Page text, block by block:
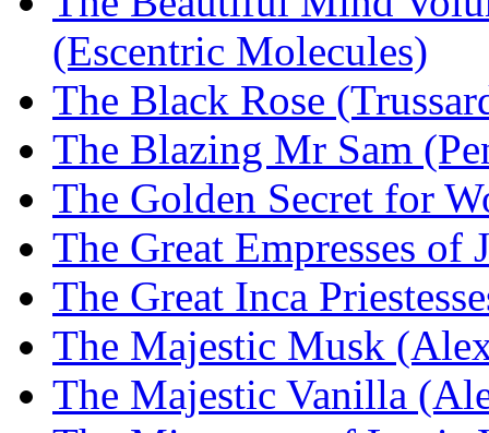
(Escentric Molecules)
The Black Rose
The Blazing Mr Sam
The Golden Secret for
The Great Empresses of
The Great Inca
The Majestic Musk
The Majestic Vanilla